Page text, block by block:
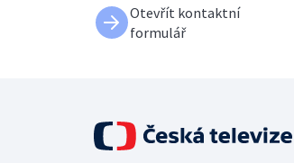
Otevřít kontaktní
formulář